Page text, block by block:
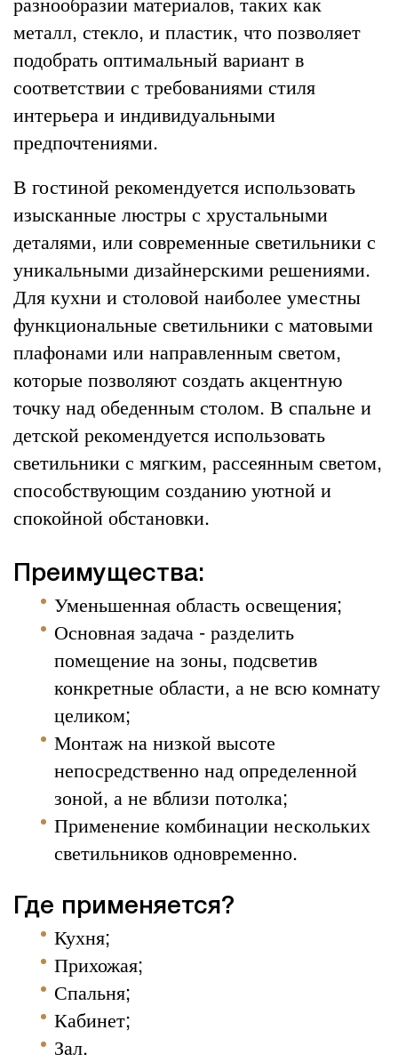
металл, стекло, и пластик, что позволяет
подобрать оптимальный вариант в
соответствии с требованиями стиля
интерьера и индивидуальными
предпочтениями.
В гостиной рекомендуется использовать
изысканные люстры с хрустальными
деталями, или современные светильники с
уникальными дизайнерскими решениями.
Для кухни и столовой наиболее уместны
функциональные светильники с матовыми
плафонами или направленным светом,
которые позволяют создать акцентную
точку над обеденным столом. В спальне и
детской рекомендуется использовать
светильники с мягким, рассеянным светом,
способствующим созданию уютной и
спокойной обстановки.
Преимущества:
Уменьшенная область освещения;
Основная задача - разделить
помещение на зоны, подсветив
конкретные области, а не всю комнату
целиком;
Монтаж на низкой высоте
непосредственно над определенной
зоной, а не вблизи потолка;
Применение комбинации нескольких
светильников одновременно.
Где применяется?
Кухня;
Прихожая;
Спальня;
Кабинет;
Зал.